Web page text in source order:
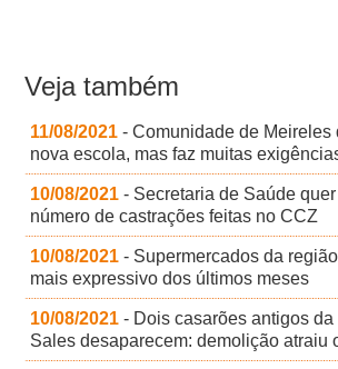
Veja também
11/08/2021 - Comunidade de Meireles
nova escola, mas faz muitas
10/08/2021 - Secretaria de Saúde
número de castrações feitas no CCZ
10/08/2021 - Supermercados da
mais expressivo dos últimos meses
10/08/2021 - Dois casarões antigos
Sales desaparecem: demolição atraiu